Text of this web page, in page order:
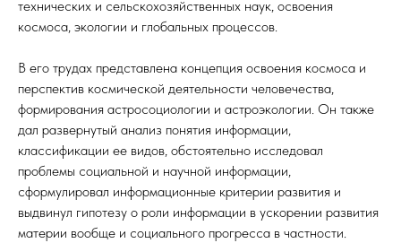
технических и сельскохозяйственных наук, освоения
космоса, экологии и глобальных процессов.
В его трудах представлена концепция освоения космоса и
перспектив космической деятельности человечества,
формирования астросоциологии и астроэкологии. Он также
дал развернутый анализ понятия информации,
классификации ее видов, обстоятельно исследовал
проблемы социальной и научной информации,
сформулировал информационные критерии развития и
выдвинул гипотезу о роли информации в ускорении развития
материи вообще и социального прогресса в частности.